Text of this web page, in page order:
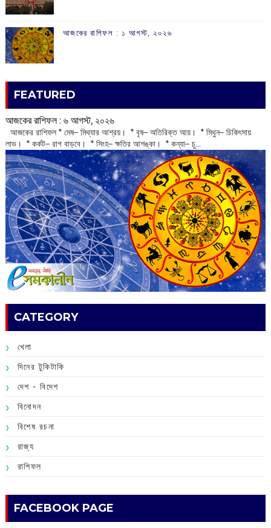
আজকের রাশিফল :‌ ‌‌১ আগস্ট, ২০২৬
FEATURED
আজকের রাশিফল :‌ ‌‌৬ আগস্ট, ২০২৬
‌ আজকের রাশিফল * মেষ– মিথ্যার আশ্রয়। * বৃষ– অতিরিক্ত আয়। * মিথুন– চিকিৎসায়
লাভ। * কর্কট– রাগ বাড়বে। * সিংহ– ক্ষতির আশঙ্কা। * কন্যা– চু...
CATEGORY
খেলা
দিনের টুকিটাকি
দেশ - বিদেশ
বিনোদন
বিশেষ রচনা
রাজ্য
রাশিফল
FACEBOOK PAGE